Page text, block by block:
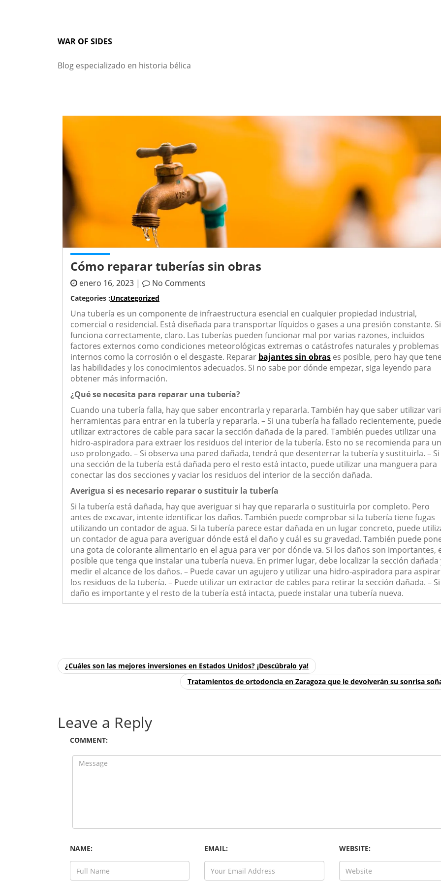
WAR OF SIDES
Blog especializado en historia bélica
Cómo reparar tuberías sin obras
enero 16, 2023 | No Comments
Categories :Uncategorized
Una tubería es un componente de infraestructura esencial en cualquier propiedad industrial,
comercial o residencial. Está diseñada para transportar líquidos o gases a una presión constante. Si
funciona correctamente, claro. Las tuberías pueden funcionar mal por varias razones, incluidos
factores externos como condiciones meteorológicas extremas o catástrofes naturales y problemas
internos como la corrosión o el desgaste. Reparar bajantes sin obras es posible, pero hay que
las habilidades y los conocimientos adecuados. Si no sabe por dónde empezar, siga leyendo para
obtener más información.
¿Qué se necesita para reparar una tubería?
Cuando una tubería falla, hay que saber encontrarla y repararla. También hay que saber utilizar
herramientas para entrar en la tubería y repararla. – Si una tubería ha fallado recientemente,
utilizar extractores de cable para sacar la sección dañada de la pared. También puedes utilizar una
hidro-aspiradora para extraer los residuos del interior de la tubería. Esto no se recomienda para un
uso prolongado. – Si observa una pared dañada, tendrá que desenterrar la tubería y sustituirla. – Si
una sección de la tubería está dañada pero el resto está intacto, puede utilizar una manguera para
conectar las dos secciones y vaciar los residuos del interior de la sección dañada.
Averigua si es necesario reparar o sustituir la tubería
Si la tubería está dañada, hay que averiguar si hay que repararla o sustituirla por completo. Pero
antes de excavar, intente identificar los daños. También puede comprobar si la tubería tiene fugas
utilizando un contador de agua. Si la tubería parece estar dañada en un lugar concreto, puede
un contador de agua para averiguar dónde está el daño y cuál es su gravedad. También puede
una gota de colorante alimentario en el agua para ver por dónde va. Si los daños son importantes,
posible que tenga que instalar una tubería nueva. En primer lugar, debe localizar la sección dañada
medir el alcance de los daños. – Puede cavar un agujero y utilizar una hidro-aspiradora para aspirar
los residuos de la tubería. – Puede utilizar un extractor de cables para retirar la sección dañada. –
daño es importante y el resto de la tubería está intacta, puede instalar una tubería nueva.
¿Cuáles son las mejores inversiones en Estados Unidos? ¡Descúbralo ya!
Tratamientos de ortodoncia en Zaragoza que le devolverán su sonrisa
Leave a Reply
COMMENT:
NAME: EMAIL: WEBSITE: